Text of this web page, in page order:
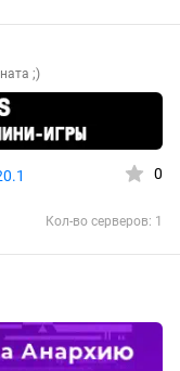
;)
0
Кол-во серверов: 1